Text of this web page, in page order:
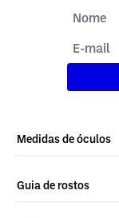
Medidas de óculos
Guia de rostos